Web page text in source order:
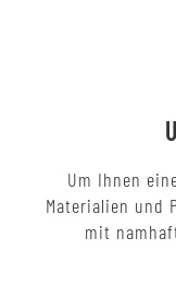
Um Ihnen
Materialien und
mit